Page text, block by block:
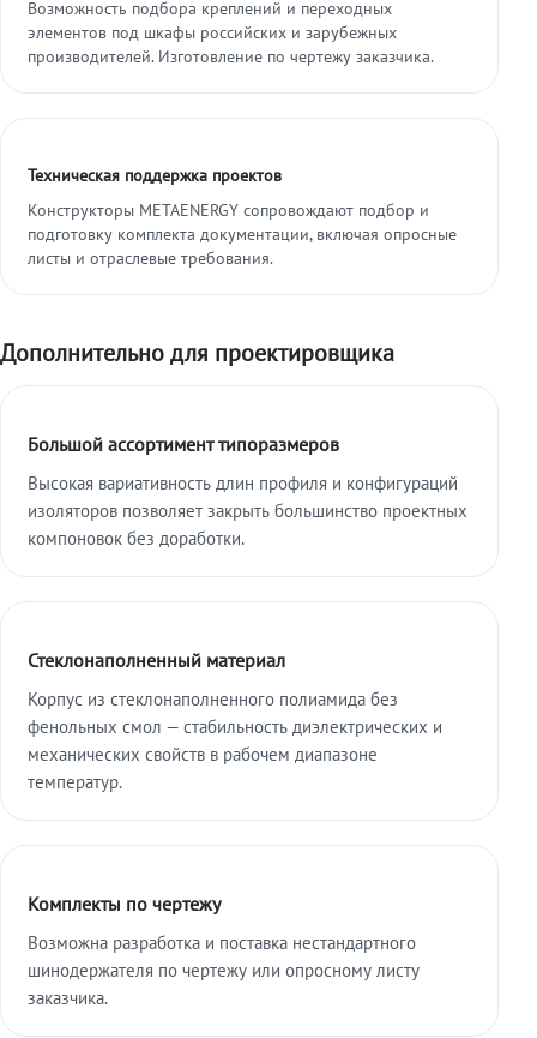
Возможность подбора креплений и переходных
элементов под шкафы российских и зарубежных
производителей. Изготовление по чертежу заказчика.
Техническая поддержка проектов
Конструкторы METAENERGY сопровождают подбор и
подготовку комплекта документации, включая опросные
листы и отраслевые требования.
Дополнительно для проектировщика
Большой ассортимент типоразмеров
Высокая вариативность длин профиля и конфигураций
изоляторов позволяет закрыть большинство проектных
компоновок без доработки.
Стеклонаполненный материал
Корпус из стеклонаполненного полиамида без
фенольных смол — стабильность диэлектрических и
механических свойств в рабочем диапазоне
температур.
Комплекты по чертежу
Возможна разработка и поставка нестандартного
шинодержателя по чертежу или опросному листу
заказчика.